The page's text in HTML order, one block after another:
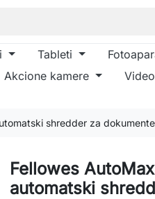
Tableti
Akcione kamere
shredder za dokumente
Fellowes
automatski